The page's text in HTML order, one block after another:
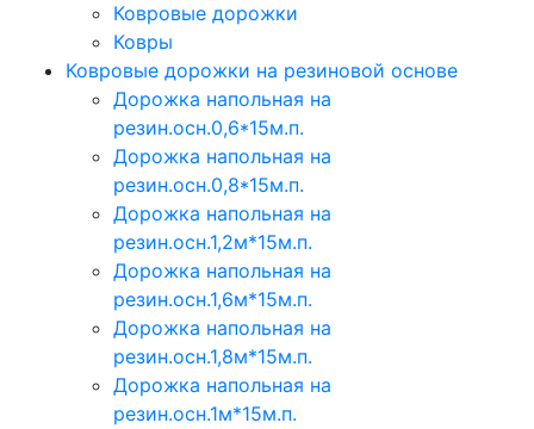
Ковровые дорожки
Ковры
Ковровые дорожки на резиновой основе
Дорожка напольная на
резин.осн.0,6*15м.п.
Дорожка напольная на
резин.осн.0,8*15м.п.
Дорожка напольная на
резин.осн.1,2м*15м.п.
Дорожка напольная на
резин.осн.1,6м*15м.п.
Дорожка напольная на
резин.осн.1,8м*15м.п.
Дорожка напольная на
резин.осн.1м*15м.п.